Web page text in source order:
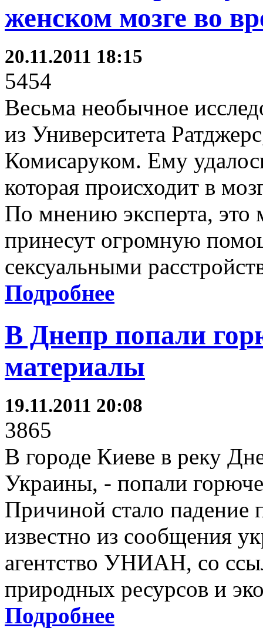
женском мозге во
20.11.2011 18:15
5454
Весьма необычное
из Университета
Комисаруком. Ему
которая происходит в
По мнению эксперта, это
принесут огромную
сексуальными
Подробнее
В Днепр попали
материалы
19.11.2011 20:08
3865
В городе Киеве в реку
Украины, - попали
Причиной стало падение
известно из сообщения
агентство УНИАН, со
природных ресурсов и
Подробнее